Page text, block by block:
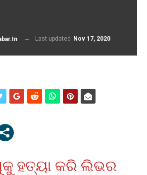
Last updated Nov 17, 2020
ହତ୍ୟା କରି ଲିଭର